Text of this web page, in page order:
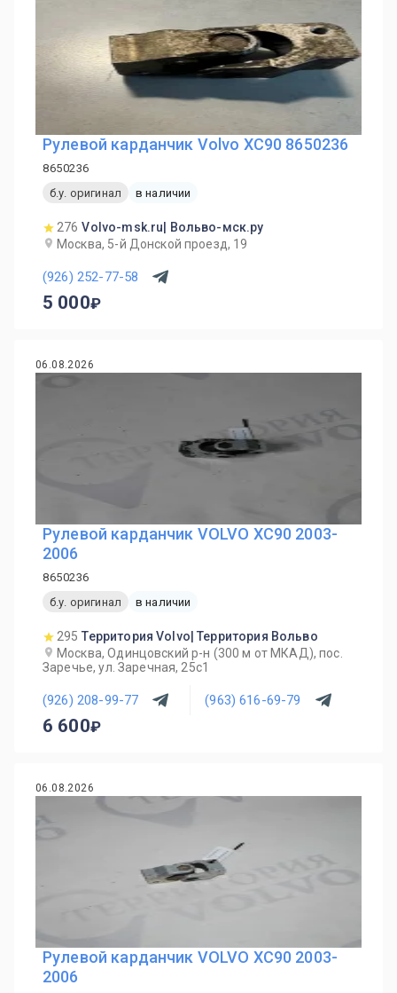
Рулевой карданчик Volvo XC90 8650236
8650236
б.у. оригинал
в наличии
276 Volvo-msk.ru| Вольво-мск.ру
Москва, 5-й Донской проезд, 19
(926) 252-77-58
5 000
06.08.2026
Рулевой карданчик VOLVO XC90 2003-
2006
8650236
б.у. оригинал
в наличии
295 Территория Volvo| Территория Вольво
Москва, Одинцовский р-н (300 м от МКАД), пос.
Заречье, ул. Заречная, 25с1
(926) 208-99-77 (963) 616-69-79
6 600
06.08.2026
Рулевой карданчик VOLVO XC90 2003-
2006